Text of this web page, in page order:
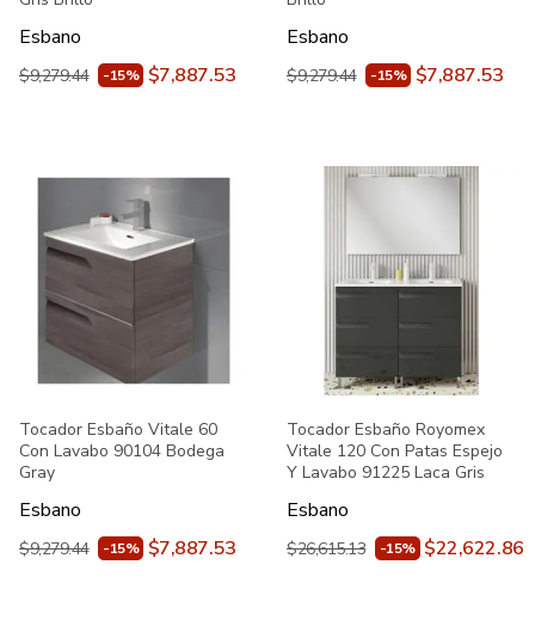
Esbano
$9,279.44 -15% $7,887.53
Esbano
$9,279.44 -15% $7,887.53
Tocador Esbaño Vitale 60
Con Lavabo 90104 Bodega
Gray
Esbano
$9,279.44 -15% $7,887.53
Tocador Esbaño Royomex
Vitale 120 Con Patas Espejo
Y Lavabo 91225 Laca Gris
Esbano
$26,615.13 -15% $22,622.86